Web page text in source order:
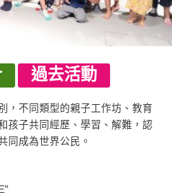
過去活動
，不同類型的親子工作坊、教育
孩子共同經歷、學習、解難，認
同成為世界公民。